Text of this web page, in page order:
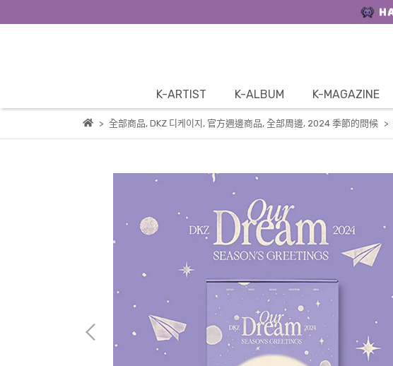
K-ARTIST K-ALBUM K-MAGAZINE
全部商品, DKZ 디케이지 , 官方週邊商品, 全部周邊, 2024 季節的問候